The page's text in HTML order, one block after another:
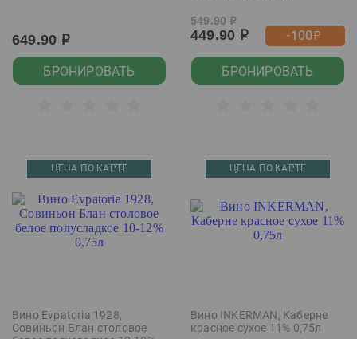
649.90 р
БРОНИРОВАТЬ
549.90 р
449.90 р -100р
БРОНИРОВАТЬ
ЦЕНА ПО КАРТЕ
Вино Evpatoria 1928,
Совиньон Блан столовое
ЦЕНА ПО КАРТЕ
Вино INKERMAN, Каберне
красное сухое 11% 0,75л